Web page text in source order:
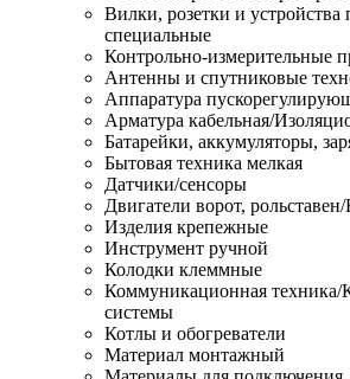
Вилки, розетки и
специальные
Контрольно-измерительные
Антенны и спутниковые
Аппаратура
Арматура кабельная/
Батарейки, аккумуляторы,
Бытовая техника мелкая
Датчики/сенсоры
Двигатели ворот,
Изделия крепежные
Инструмент ручной
Колодки клеммные
Коммуникационная
системы
Котлы и обогреватели
Материал монтажный